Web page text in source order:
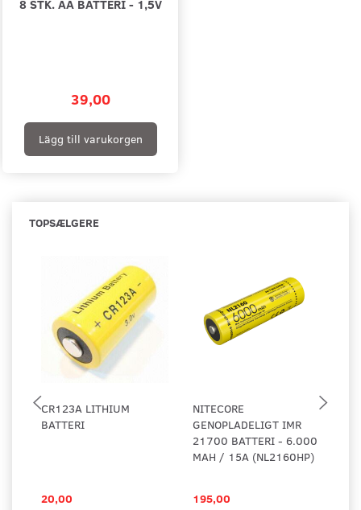
8 STK. AA BATTERI - 1,5V
39,00
Lägg till varukorgen
TOPSÆLGERE
CR123A LITHIUM
BATTERI
20,00
NITECORE
GENOPLADELIGT IMR
21700 BATTERI - 6.000
MAH / 15A (NL2160HP)
195,00